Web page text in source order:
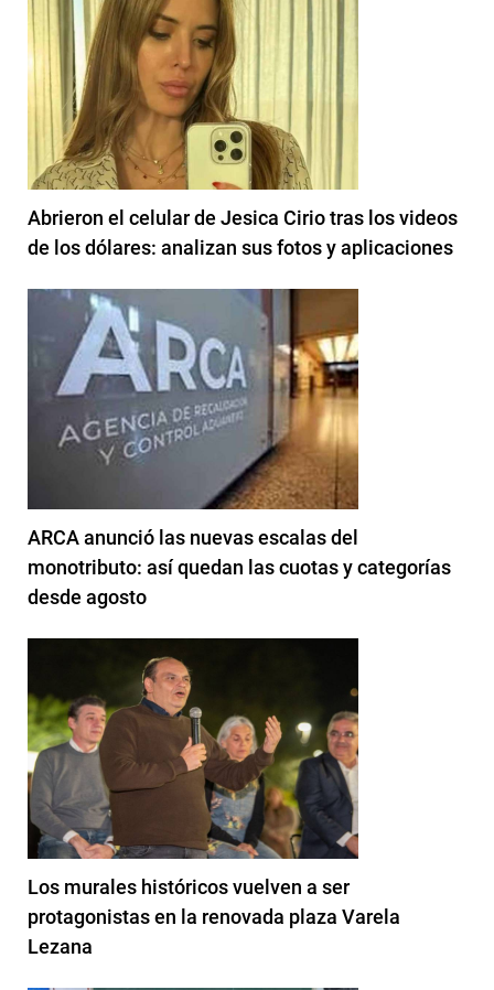
Abrieron el celular de Jesica Cirio tras los videos
de los dólares: analizan sus fotos y aplicaciones
ARCA anunció las nuevas escalas del
monotributo: así quedan las cuotas y categorías
desde agosto
Los murales históricos vuelven a ser
protagonistas en la renovada plaza Varela
Lezana